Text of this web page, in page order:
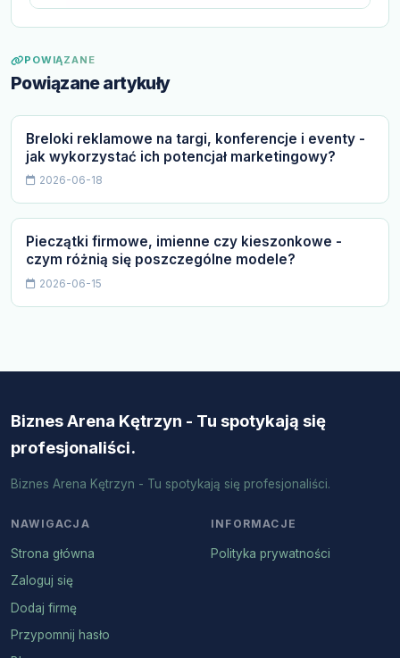
POWIĄZANE
Powiązane artykuły
Breloki reklamowe na targi, konferencje i eventy -
jak wykorzystać ich potencjał marketingowy?
2026-06-18
Pieczątki firmowe, imienne czy kieszonkowe -
czym różnią się poszczególne modele?
2026-06-15
Biznes Arena Kętrzyn - Tu spotykają się
profesjonaliści.
Biznes Arena Kętrzyn - Tu spotykają się profesjonaliści.
NAWIGACJA
Strona główna
Zaloguj się
Dodaj firmę
Przypomnij hasło
INFORMACJE
Polityka prywatności